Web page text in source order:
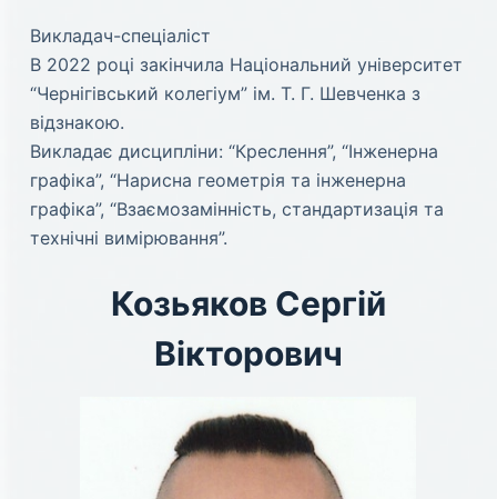
Викладач-спеціаліст
В 2022 році закінчила Національний університет
“Чернігівський колегіум” ім. Т. Г. Шевченка з
відзнакою.
Викладає дисципліни: “Креслення”, “Інженерна
графіка”, “Нарисна геометрія та інженерна
графіка”, “Взаємозамінність, стандартизація та
технічні вимірювання”.
Козьяков Сергій
Вікторович